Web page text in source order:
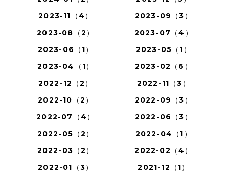
2023-11（4）
2023-09（3）
2023-08（2）
2023-07（4）
2023-06（1）
2023-05（1）
2023-04（1）
2023-02（6）
2022-12（2）
2022-11（3）
2022-10（2）
2022-09（3）
2022-07（4）
2022-06（3）
2022-05（2）
2022-04（1）
2022-03（2）
2022-02（4）
2022-01（3）
2021-12（1）